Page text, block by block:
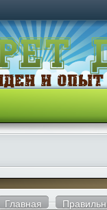
Главная